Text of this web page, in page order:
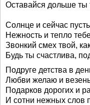
Оставайся дольше ты
Солнце и сейчас
Нежность и тепло
Звонкий смех твой,
Будь ты счастлива,
Подруге детства в
Любви желаю и
Подарков дорогих и
И сотни нежных слов